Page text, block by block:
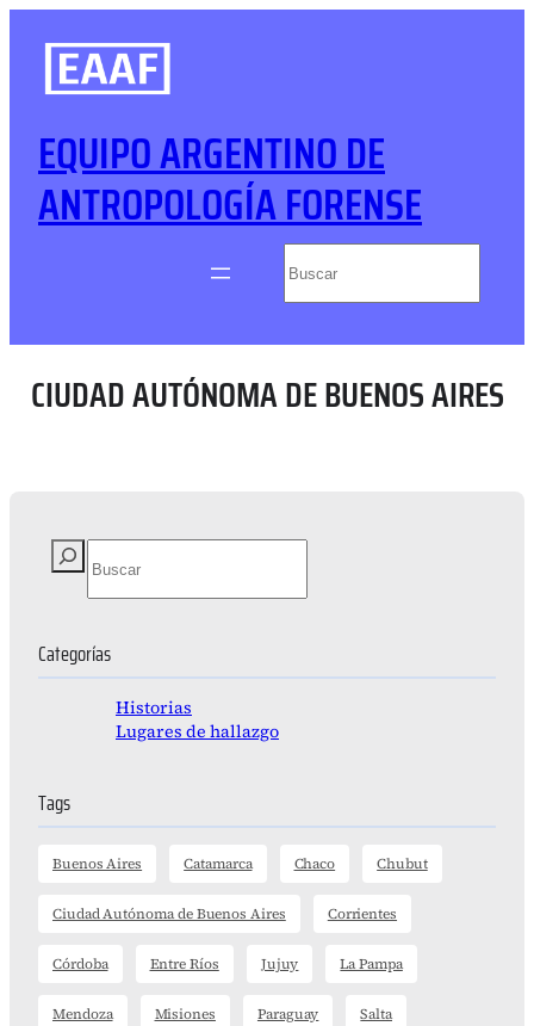
contenido
EQUIPO ARGENTINO DE
ANTROPOLOGÍA FORENSE
CIUDAD AUTÓNOMA DE BUENOS AIRES
h
Categorías
Historias
Lugares de hallazgo
Tags
Buenos Aires Catamarca Chaco Chubut
Ciudad Autónoma de Buenos Aires Corrientes
Córdoba Entre Ríos Jujuy La Pampa
Mendoza Misiones Paraguay Salta